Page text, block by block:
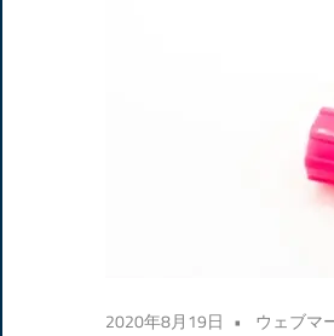
2020年8月19日 ウェブマ